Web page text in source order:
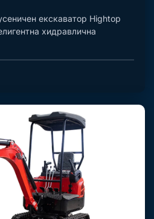
екскаватор Hightop
хидравлична